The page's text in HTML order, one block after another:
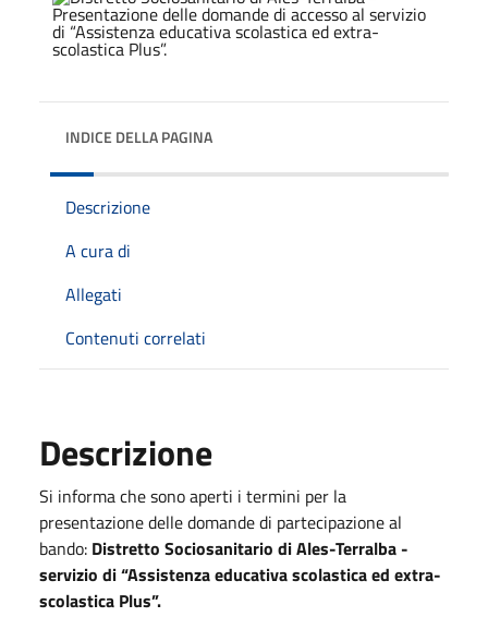
INDICE DELLA PAGINA
Descrizione
A cura di
Allegati
Contenuti correlati
Descrizione
Si informa che sono aperti i termini per la
presentazione delle domande di partecipazione al
bando: Distretto Sociosanitario di Ales-Terralba -
servizio di “Assistenza educativa scolastica ed extra-
scolastica Plus”.